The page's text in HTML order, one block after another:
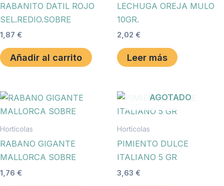
RABANITO DATIL ROJO
SEL.REDIO.SOBRE
1,87 €
Añadir al carrito
LECHUGA OREJA MULO
10GR.
2,02 €
Leer más
Hortícolas
RABANO GIGANTE
MALLORCA SOBRE
1,76 €
AGOTADO
Hortícolas
PIMIENTO DULCE
ITALIANO 5 GR
3,63 €